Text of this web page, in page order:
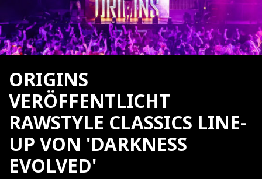
ORIGINS
VERÖFFENTLICHT
RAWSTYLE CLASSICS LINE-
UP VON 'DARKNESS
EVOLVED'